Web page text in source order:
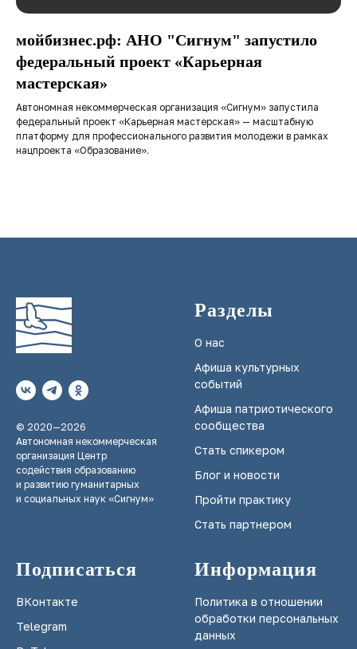
мойбизнес.рф: АНО "Сигнум" запустило
федеральный проект «Карьерная
мастерская»
Автономная некоммерческая организация «Сигнум» запустила
федеральный проект «Карьерная мастерская» — масштабную
платформу для профессионального развития молодежи в рамках
нацпроекта «Образование».
© 2020—2026
Автономная некоммерческая
организация Центр
содействия образованию
и развитию гуманитарных
и социальных наук «Сигнум»
Разделы
О нас
Афиша культурных
событий
Афиша патриотического
сообщества
Стать спикером
Блог и новости
Пройти практику
Стать партнером
Подписаться
ВКонтакте
Telegram
Информация
Политика в отношении
обработки персональных
данных